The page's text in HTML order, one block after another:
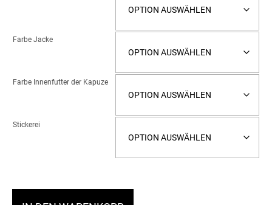
Farbe Jacke
Farbe Innenfutter der Kapuze
Stickerei